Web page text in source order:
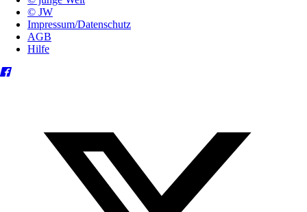
© JW
Impressum/Datenschutz
AGB
Hilfe